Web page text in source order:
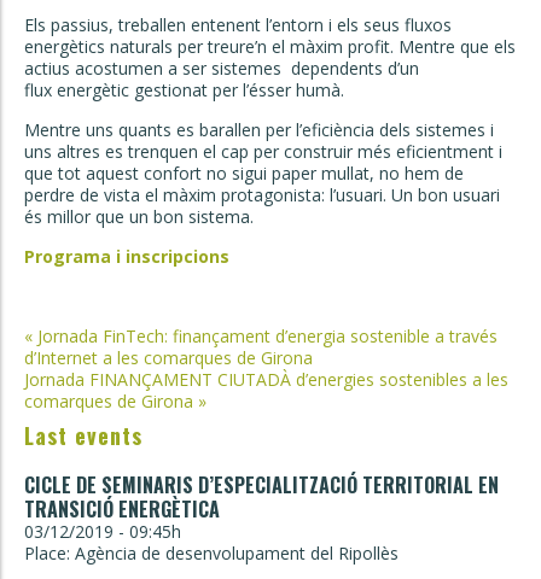
Els passius, treballen entenent l’entorn i els seus fluxos
energètics naturals per treure’n el màxim profit. Mentre que els
actius acostumen a ser sistemes dependents d’un
flux energètic gestionat per l’ésser humà.
Mentre uns quants es barallen per l’eficiència dels sistemes i
uns altres es trenquen el cap per construir més eficientment i
que tot aquest confort no sigui paper mullat, no hem de
perdre de vista el màxim protagonista: l’usuari. Un bon usuari
és millor que un bon sistema.
Programa i inscripcions
Post
navigation
« Jornada FinTech: finançament d’energia sostenible a través
d’Internet a les comarques de Girona
Jornada FINANÇAMENT CIUTADÀ d’energies sostenibles a les
comarques de Girona »
Last events
CICLE DE SEMINARIS D’ESPECIALITZACIÓ TERRITORIAL EN
TRANSICIÓ ENERGÈTICA
03/12/2019 - 09:45h
Place: Agència de desenvolupament del Ripollès